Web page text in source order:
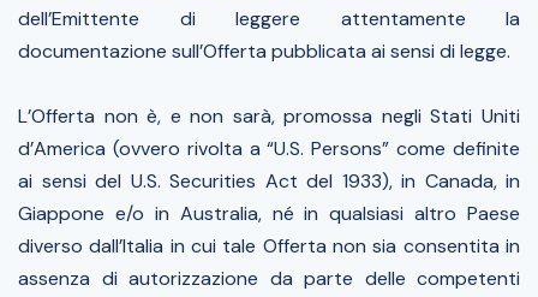
dell’Emittente di leggere attentamente la
documentazione sull’Offerta pubblicata ai sensi di legge.
L’Offerta non è, e non sarà, promossa negli Stati Uniti
d’America (ovvero rivolta a “U.S. Persons” come definite
ai sensi del U.S. Securities Act del 1933), in Canada, in
Giappone e/o in Australia, né in qualsiasi altro Paese
diverso dall’Italia in cui tale Offerta non sia consentita in
assenza di autorizzazione da parte delle competenti